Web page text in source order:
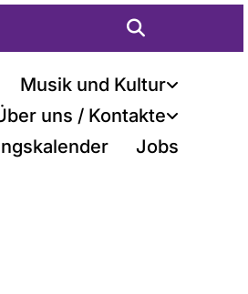
Musik und Kultur
uns / Kontakte
Jobs